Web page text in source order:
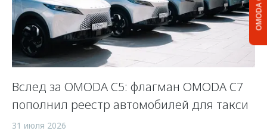
OMODA C5
Вслед за OMODA C5: флагман OMODA C7
пополнил реестр автомобилей для такси
31 июля 2026